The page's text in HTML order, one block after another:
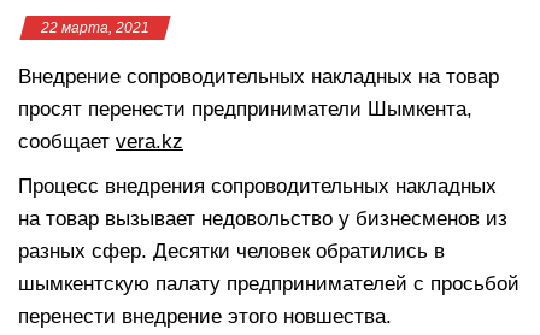
22 марта, 2021
Внедрение сопроводительных накладных на товар
просят перенести предприниматели Шымкента,
сообщает vera.kz
Процесс внедрения сопроводительных накладных
на товар вызывает недовольство у бизнесменов из
разных сфер. Десятки человек обратились в
шымкентскую палату предпринимателей с просьбой
перенести внедрение этого новшества.